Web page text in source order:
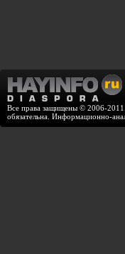
Все права защищены © 2006-
обязательна. Информационно-